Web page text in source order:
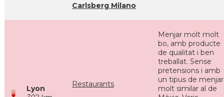
Carlsberg Milano
Lyon
Restaurants
Menjar molt molt
bo, amb producte
de qualitat i ben
treballat. Sense
pretensions i amb
un tipus de menjar
molt similar al de